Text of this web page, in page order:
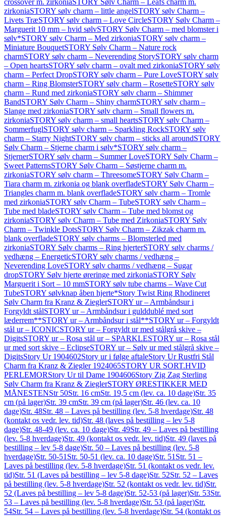
crossover m. zirkoniaSTORY Sølv Charm – Leafs charm m.
zirkoniaSTORY sølv charm – little angelSTORY sølv Charm –
Livets TræSTORY sølv charm – Love CircleSTORY Sølv Charm –
Marguerit 10 mm – hvid sølvSTORY Sølv Charm – med blomster i
sølv*STORY sølv Charm – Med zirkoniaSTORY sølv charm –
Miniature BouquetSTORY Sølv Charm – Nature rock
charmSTORY sølv charm – Neverending StorySTORY sølv charm
– Open heartsSTORY sølv charm – ovalt med zirkoniaSTORY sølv
charm – Perfect DropSTORY sølv charm – Pure LoveSTORY sølv
charm – Ring BlomsterSTORY sølv charm – RosetteSTORY sølv
charm – Rund med zirkoniaSTORY sølv charm – Shimmer
BandSTORY Sølv Charm – Shiny charmSTORY sølv charm –
Slange med zirkoniaSTORY sølv charm – Small flowers m.
zirkoniaSTORY sølv charm – small heartsSTORY sølv Charm –
SommerfuglSTORY sølv charm – Sparkling RockSTORY sølv
charm – Starry NightSTORY sølv charm – sticks all aroundSTORY
Sølv Charm – Stjerne charm i sølv*STORY sølv charm –
StjernerSTORY sølv charm – Summer LoveSTORY Sølv Charm –
Sweet PatternsSTORY Sølv Charm – Søstjerne charm m.
zirkoniaSTORY sølv charm – ThreesomeSTORY Sølv Charm –
Tiara charm m. zirkonia og blank overfladeSTORY Sølv Charm –
Triangles charm m. blank overfladeSTORY sølv charm – Tromle
med zirkoniaSTORY sølv Charm – TubeSTORY sølv Charm –
Tube med bladeSTORY sølv Charm – Tube med blomst og
zirkoniaSTORY sølv Charm – Tube med ZirkoniaSTORY Sølv
Charm – Twinkle DotsSTORY Sølv Charm – Zikzak charm m.
blank overfladeSTORY sølv charms – Blomsterled med
zirkoniaSTORY Sølv charms – Ring hjerterSTORY sølv charms /
vedhæng – EnergeticSTORY sølv charms / vedhæng –
Neverending LoveSTORY sølv charms / vedhæng – Sugar
dropSTORY Sølv hjerte øreringe med zirkoniaSTORY Sølv
Marguerit i Sort – 10 mmSTORY sølv tube charms – Wave Cut
TubeSTORY sølvknap åben hjerte*Story Twist Ring Rhodineret
Sølv Charm fra Kranz & ZieglerSTORY ur – Armbåndsur i
Forgyldt stålSTORY ur – Armbåndsur i gulddublé med sort
læderrem**STORY ur – Armbåndsur i stål**STORY ur – Forgyldt
stål ur – ICONICSTORY ur – Forgyldt ur med stålgrå skive –
DigitsSTORY ur – Rosa stål ur – SPARKLESTORY ur – Rosa stål
ur med sort skive – EclipseSTORY ur – Sølv ur med stålgrå skive –
DigitsStory Ur 1904602Story ur i følge aftaleStory Ur Rustfri Stål
Charm fra Kranz & Ziegler 1924065STORY UR SORT.HVID
PERLEMORStory Ur til Dame 1904606Story Zig Zag Sterling
Sølv Charm fra Kranz & ZieglerSTORY ØRESTIKKER MED
MÅNESTENStr 50Str. 16 cmStr. 19,5 cm (lev. ca. 10 dage)Str. 35
cm (på lager)Str. 39 cmStr. 39 cm (på lager)Str. 46 (lev. ca. 10
dage)Str. 48Str. 48 – Laves på bestilling (lev. 5-8 hverdage)Str. 48
(kontakt os vedr. lev. tid)Str. 48 (laves på bestilling – lev 5-8
dage)Str. 48-49 (lev. ca. 10 dage)Str. 49Str. 49 – Laves på bestilling
(lev. 5-8 hverdage)Str. 49 (kontakt os vedr. lev. tid)Str. 49 (laves på
bestilling – lev 5-8 dage)Str. 50 – Laves på bestilling (lev. 5-8
hverdage)Str. 50-51 Str. 50-51 (lev. ca. 10 dage)Str. 51 Str. 51 –
Laves på bestilling (lev. 5-8 hverdage)Str. 51 (kontakt os vedr. lev.
tid)Str. 51 (Laves på bestilling – lev 5-8 dage)Str. 52Str. 52 – Laves
på bestilling (lev. 5-8 hverdage)Str. 52 (kontakt os vedr. lev. tid)Str.
52 (Laves på bestilling – lev 5-8 dage)Str. 52-53 (på lager)Str. 53Str.
53 – Laves på bestilling (lev. 5-8 hverdage)Str. 53 (på lager)Str.
54Str. 54 – Laves på bestilling (lev. 5-8 hverdage)Str. 54 (kontakt os